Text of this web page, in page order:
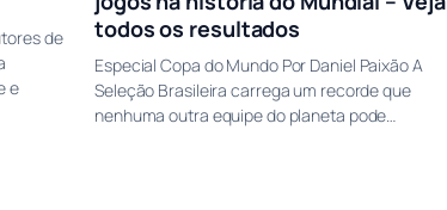
de
e
todos os resultados
Especial Copa do Mundo Por Daniel Paixão A
Seleção Brasileira carrega um recorde que
nenhuma outra equipe do planeta pode…